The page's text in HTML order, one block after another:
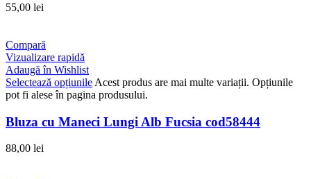
55,00 lei
Compară
Vizualizare rapidă
Adaugă în Wishlist
Selectează opțiunile Acest produs are mai multe variații. Opțiunile
pot fi alese în pagina produsului.
Bluza cu Maneci Lungi Alb Fucsia cod58444
88,00 lei